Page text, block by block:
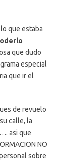
que estaba
que dudo
especial
que ir el
de revuelo
calle, la
asi que
NO
sobre